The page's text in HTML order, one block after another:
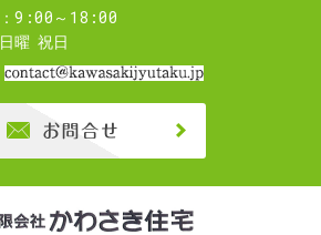
9:00～18:00
日曜 祝日